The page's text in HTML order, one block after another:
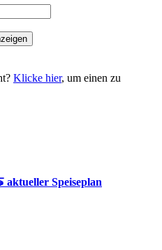
Klicke hier, um einen zu
aktueller Speiseplan